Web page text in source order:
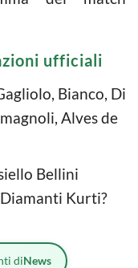
ufficiali
Bianco, Di
Alves de
Bellini
Kurti?
diNews